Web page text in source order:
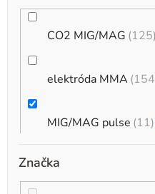
CO2 MIG/MAG 125
elektróda MMA 154
MIG/MAG pulse 11
TIG
Značka